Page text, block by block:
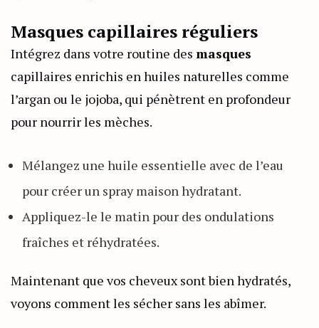
Masques capillaires réguliers
Intégrez dans votre routine des masques
capillaires enrichis en huiles naturelles comme
l’argan ou le jojoba, qui pénètrent en profondeur
pour nourrir les mèches.
Mélangez une huile essentielle avec de l’eau
pour créer un spray maison hydratant.
Appliquez-le le matin pour des ondulations
fraîches et réhydratées.
Maintenant que vos cheveux sont bien hydratés,
voyons comment les sécher sans les abîmer.